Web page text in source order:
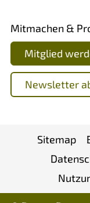
Mitmachen &
Mitglied
Newsletter
Sitemap